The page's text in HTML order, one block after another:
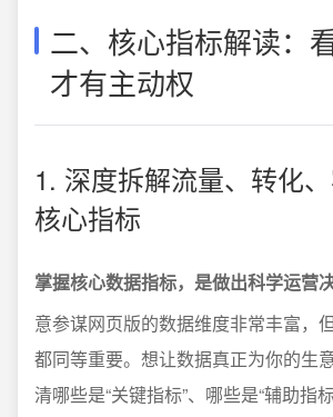
二、核心指标解读：
才有主动权
1. 深度拆解流量、转化
核心指标
掌握核心数据指标，是做出科学运营
意参谋网页版的数据维度非常丰富，
都同等重要。想让数据真正为你的生
清哪些是“关键指标”、哪些是“辅助指标